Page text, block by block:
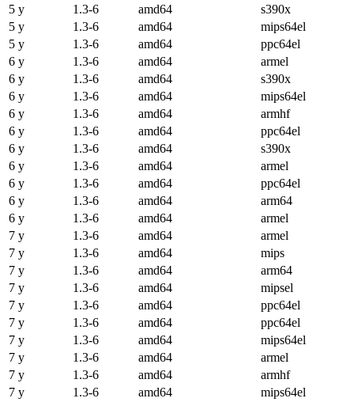
5 y
1.3-6 amd64
s390x
5 y
1.3-6 amd64
mips64el
5 y
1.3-6 amd64
ppc64el
6 y
1.3-6 amd64
armel
6 y
1.3-6 amd64
s390x
6 y
1.3-6 amd64
mips64el
6 y
1.3-6 amd64
armhf
6 y
1.3-6 amd64
ppc64el
6 y
1.3-6 amd64
s390x
6 y
1.3-6 amd64
armel
6 y
1.3-6 amd64
ppc64el
6 y
1.3-6 amd64
arm64
6 y
1.3-6 amd64
armel
7 y
1.3-6 amd64
armel
7 y
1.3-6 amd64
mips
7 y
1.3-6 amd64
arm64
7 y
1.3-6 amd64
mipsel
7 y
1.3-6 amd64
ppc64el
7 y
1.3-6 amd64
ppc64el
7 y
1.3-6 amd64
mips64el
7 y
1.3-6 amd64
armel
7 y
1.3-6 amd64
armhf
7 y
1.3-6 amd64
mips64el